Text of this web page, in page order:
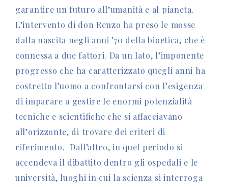
garantire un futuro all’umanità e al pianeta.
L’intervento di don Renzo ha preso le mosse
dalla nascita negli anni ’70 della bioetica, che è
connessa a due fattori. Da un lato, l’imponente
progresso che ha caratterizzato quegli anni ha
costretto l’uomo a confrontarsi con l’esigenza
di imparare a gestire le enormi potenzialità
tecniche e scientifiche che si affacciavano
all’orizzonte, di trovare dei criteri di
riferimento. Dall’altro, in quel periodo si
accendeva il dibattito dentro gli ospedali e le
università, luoghi in cui la scienza si interroga